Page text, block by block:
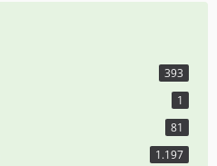
393
1
81
1.197